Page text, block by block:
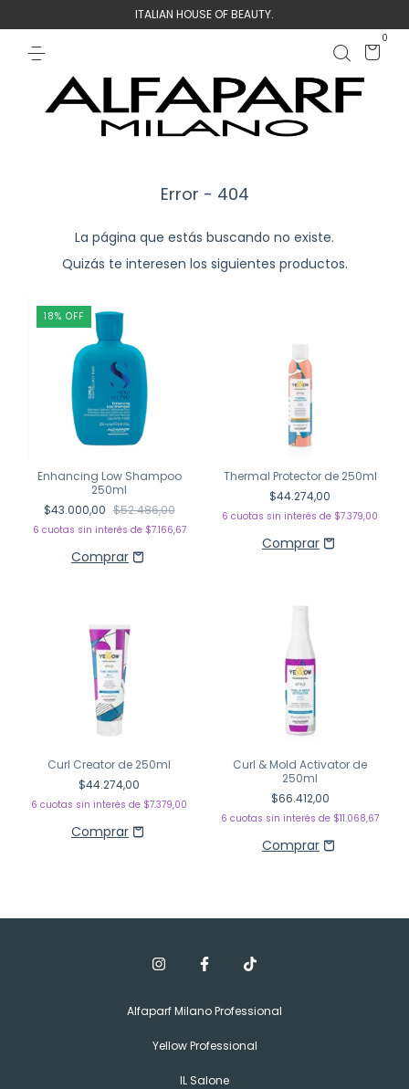
ITALIAN HOUSE OF BEAUTY.
0
Error - 404
La página que estás buscando no existe.
Quizás te interesen los siguientes productos.
18% OFF
Enhancing Low Shampoo
250ml
$43.000,00 $52.486,00
6 cuotas sin interés de $7.166,67
Thermal Protector de 250ml
$44.274,00
6 cuotas sin interés de $7.379,00
Curl Creator de 250ml
$44.274,00
6 cuotas sin interés de $7.379,00
Curl & Mold Activator de
250ml
$66.412,00
6 cuotas sin interés de $11.068,67
Alfaparf Milano Professional
Yellow Professional
IL Salone